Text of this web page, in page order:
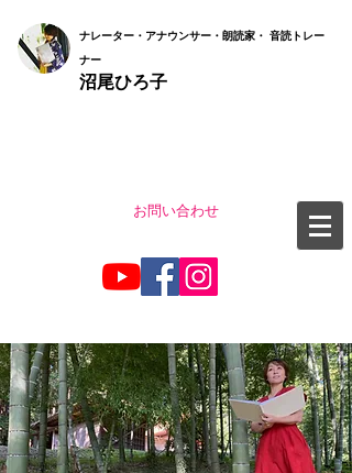
ナレーター・アナウンサー・朗読家・ 音読トレー
ナー
沼尾ひろ子
お問い合わせ